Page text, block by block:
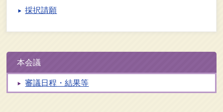
採択請願
本会議
審議日程・結果等